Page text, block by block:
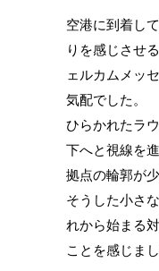
空港に到着し
りを感じさせ
ェルカムメッ
気配でした。
ひらかれたラ
下へと視線を
拠点の輪郭が
そうした小さ
れから始まる
ことを感じまし